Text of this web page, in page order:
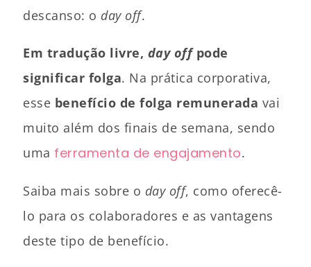
descanso: o day off.
Em tradução livre, day offpode
significar folga. Na prática corporativa,
esse benefício de folga remunerada vai
muito além dos finais de semana, sendo
uma ferramenta de engajamento.
Saiba mais sobre o day off, como oferecê-
lo para os colaboradores e as vantagens
deste tipo de benefício.